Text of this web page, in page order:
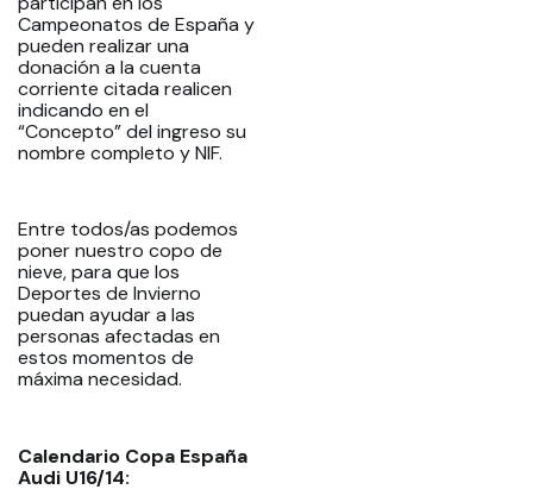
Campeonatos de España y
pueden realizar una
donación a la cuenta
corriente citada realicen
indicando en el
“Concepto” del ingreso su
nombre completo y NIF.
Entre todos/as podemos
poner nuestro copo de
nieve, para que los
Deportes de Invierno
puedan ayudar a las
personas afectadas en
estos momentos de
máxima necesidad.
Calendario Copa España
Audi U16/14: